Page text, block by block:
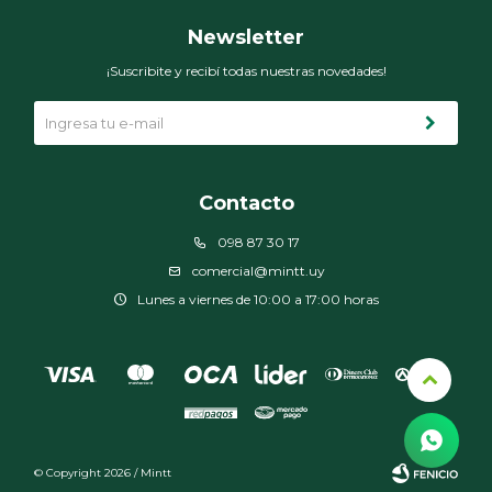
Contacto
098 87 30 17
comercial@mintt.uy
Lunes a viernes de 10:00 a 17:00 horas
Newsletter
¡Suscribite y recibí todas nuestras novedades!
© Copyright 2026 / Mintt